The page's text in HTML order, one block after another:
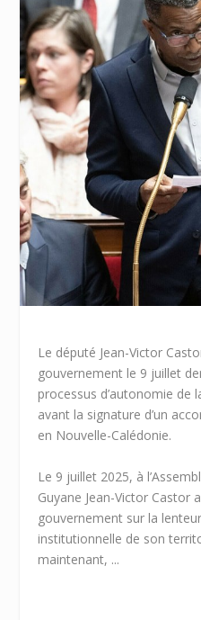
Le député Jean-Victor
gouvernement le 9 juillet
processus d’autonomie de
avant la signature d’un
en Nouvelle-Calédonie.
Le 9 juillet 2025, à
Guyane Jean-Victor Castor
gouvernement sur la
institutionnelle de son
maintenant, ...